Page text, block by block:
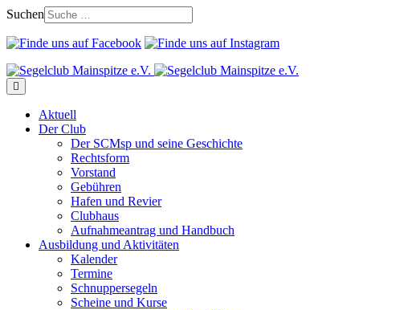
Suchen
Aktuell
Der Club
Der SCMsp und seine Geschichte
Rechtsform
Vorstand
Gebühren
Hafen und Revier
Clubhaus
Aufnahmeantrag und Handbuch
Ausbildung und Aktivitäten
Kalender
Termine
Schnuppersegeln
Scheine und Kurse